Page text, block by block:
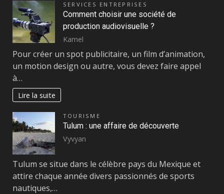
SERVICES ENTREPRISES
Comment choisir une société de
production audiovisuelle ?
Kamel
Pour créer un spot publicitaire, un film d’animation,
un motion design ou autre, vous devez faire appel
à…
Lire la suite
TOURISME
Tulum : une affaire de découverte
Vyvyan
Tulum se situe dans le célèbre pays du Mexique et
attire chaque année divers passionnés de sports
nautiques,…